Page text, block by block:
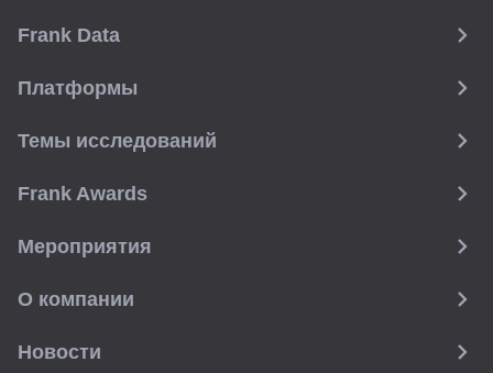
Frank Data
Платформы
Темы исследований
Frank Awards
Мероприятия
О компании
Новости